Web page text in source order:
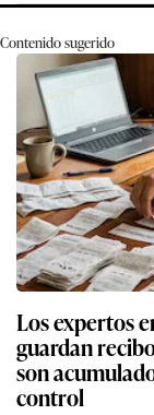
Contenido sugerido
Los expertos
guardan
son
control